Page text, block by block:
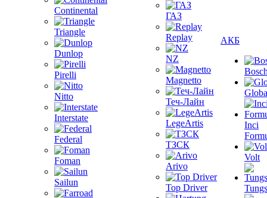
Continental
Triangle
Dunlop
Pirelli
Nitto
Interstate
Federal
Foman
Sailun
ГАЗ
Replay
NZ
Magnetto
Теч-Лайн
LegeArtis
ТЗСК
Arivo
Top Driver
АКБ
Inci
Volt